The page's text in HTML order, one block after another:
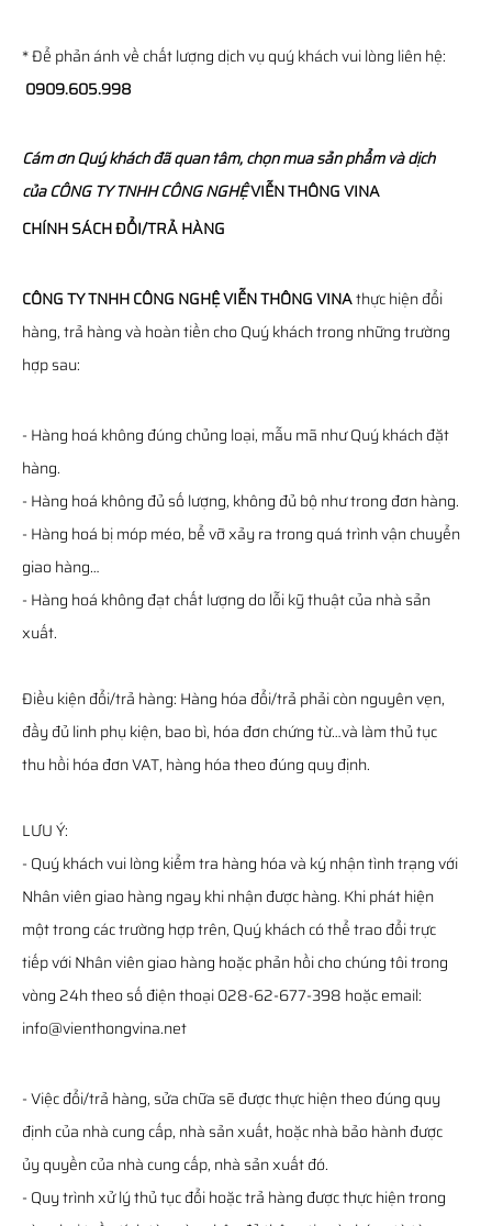
* Để phản ánh về chất lượng dịch vụ quý khách vui lòng liên hệ:
0909.605.998
Cám ơn Quý khách đã quan tâm, chọn mua sản phẩm và dịch
củaCÔNG TY TNHH CÔNG NGHỆVIỄN THÔNGVINA
CHÍNH SÁCH ĐỔI/TRẢ HÀNG
CÔNG TY TNHH CÔNG NGHỆ VIỄN THÔNG VINAthực hiện đổi
hàng, trả hàng và hoàn tiền cho Quý khách trong những trường
hợp sau:
- Hàng hoá không đúng chủng loại, mẫu mã như Quý khách đặt
hàng.
- Hàng hoá không đủ số lượng, không đủ bộ như trong đơn hàng.
- Hàng hoá bị móp méo, bể vỡ xảy ra trong quá trình vận chuyển
giao hàng…
- Hàng hoá không đạt chất lượng do lỗi kỹ thuật của nhà sản
xuất.
Điều kiện đổi/trả hàng: Hàng hóa đổi/trả phải còn nguyên vẹn,
đầy đủ linh phụ kiện, bao bì, hóa đơn chứng từ…và làm thủ tục
thu hồi hóa đơn VAT, hàng hóa theo đúng quy định.
LƯU Ý:
- Quý khách vui lòng kiểm tra hàng hóa và ký nhận tình trạng với
Nhân viên giao hàng ngay khi nhận được hàng. Khi phát hiện
một trong các trường hợp trên, Quý khách có thể trao đổi trực
tiếp với Nhân viên giao hàng hoặc phản hồi cho chúng tôi trong
vòng 24h theo số điện thoại 028-62-677-398 hoặc email:
info@vienthongvina.net
- Việc đổi/trả hàng, sửa chữa sẽ được thực hiện theo đúng quy
định của nhà cung cấp, nhà sản xuất, hoặc nhà bảo hành được
ủy quyền của nhà cung cấp, nhà sản xuất đó.
- Quy trình xử lý thủ tục đổi hoặc trả hàng được thực hiện trong